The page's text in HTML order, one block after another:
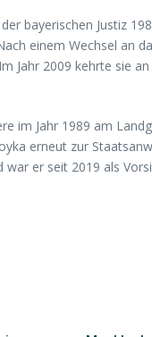
bayerischen Justiz
einem Wechsel an
Jahr 2009 kehrte sie
im Jahr 1989 am
erneut zur
er seit 2019 als